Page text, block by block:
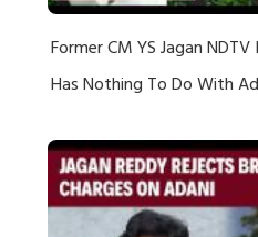
Former CM YS Jagan
Has Nothing To Do With